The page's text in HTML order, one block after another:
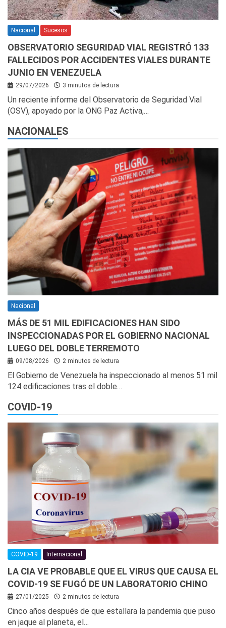
Nacional Sucesos
OBSERVATORIO SEGURIDAD VIAL REGISTRÓ 133
FALLECIDOS POR ACCIDENTES VIALES DURANTE
JUNIO EN VENEZUELA
29/07/2026 3 minutos de lectura
Un reciente informe del Observatorio de Seguridad Vial
(OSV), apoyado por la ONG Paz Activa,…
NACIONALES
Nacional
MÁS DE 51 MIL EDIFICACIONES HAN SIDO
INSPECCIONADAS POR EL GOBIERNO NACIONAL
LUEGO DEL DOBLE TERREMOTO
09/08/2026 2 minutos de lectura
El Gobierno de Venezuela ha inspeccionado al menos 51 mil
124 edificaciones tras el doble…
COVID-19
COVID-19 Internacional
LA CIA VE PROBABLE QUE EL VIRUS QUE CAUSA EL
COVID-19 SE FUGÓ DE UN LABORATORIO CHINO
27/01/2025 2 minutos de lectura
Cinco años después de que estallara la pandemia que puso
en jaque al planeta, el…